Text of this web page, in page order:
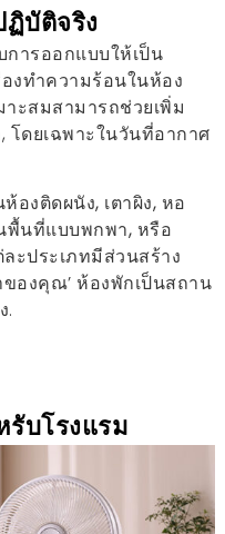
บัติจริง
ารออกแบบให้เป็น
งทำความร้อนในห้อง
ะสมสามารถช่วยเพิ่ม
ดยเฉพาะในวันที่อากาศ
องติดผนัง, เตาผิง, หอ
พื้นที่แบบพกพา, หรือ
ละประเภทมีส่วนสร้าง
องคุณ’ ห้องพักเป็นสถาน
.
บโรงแรม